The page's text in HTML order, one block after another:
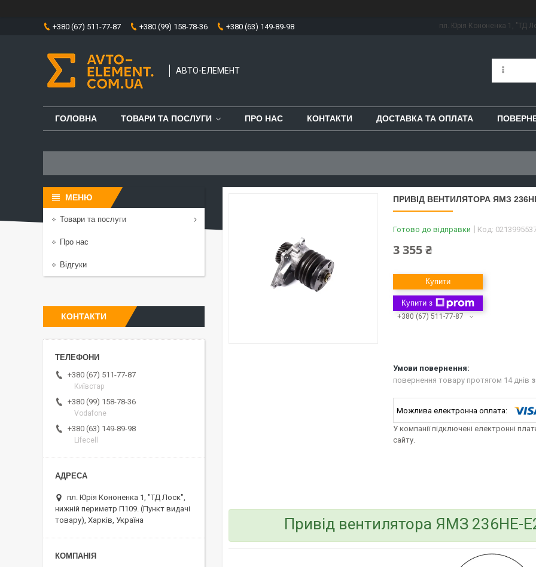
+380 (67) 511-77-87 +380 (99) 158-78-36 +380 (63) 149-89-98 пл. Юрія Кононенка 1, "ТД
АВТО-ЕЛЕМЕНТ
ГОЛОВНА ТОВАРИ ТА ПОСЛУГИ ПРО НАС КОНТАКТИ ДОСТАВКА ТА ОПЛАТА
ПРИВІД ВЕНТИЛЯТОРА ЯМЗ
Готово до відправки Код:
3 355 ₴
Купити
Купити з
+380 (67) 511-77-87
повернення товару протягом 14 днів
У компанії підключені електронні
сайту.
Привід вентилятора ЯМЗ 236НЕ-
Товари та послуги
Про нас
Відгуки
КОНТАКТИ
+380 (67) 511-77-87
Київстар
+380 (99) 158-78-36
Vodafone
+380 (63) 149-89-98
Lifecell
пл. Юрія Кононенка 1, "ТД Лоск",
нижній периметр П109. (Пункт видачі
товару), Харків, Україна